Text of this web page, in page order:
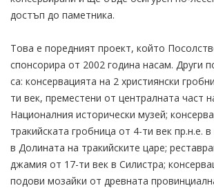
достъп до паметника.
Това е поредният проект, който
спонсорира от 2002 година насам. Други
са: консервацията на 2 християнски
ти век, преместени от централната част
Националния исторически музей;
тракийската гробница от 4-ти век пр.н.е.
в Долината на тракийските царе;
джамия от 17-ти век в Силистра;
подови мозайки от древната